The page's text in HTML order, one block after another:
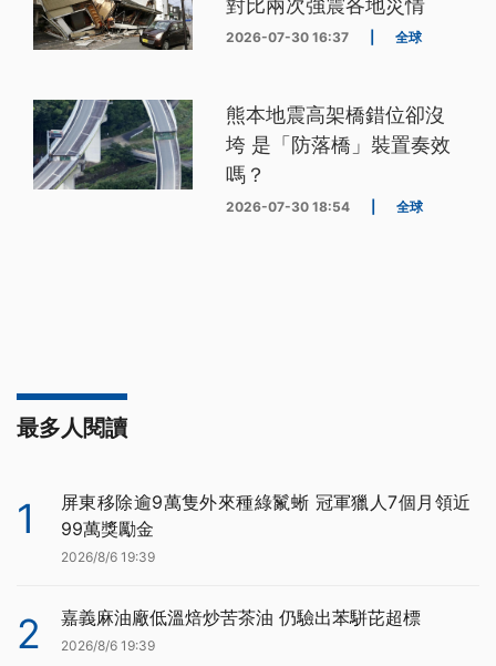
對比兩次強震各地災情
2026-07-30 16:37 全球
熊本地震高架橋錯位卻沒
垮 是「防落橋」裝置奏效
嗎？
2026-07-30 18:54 全球
最多人閱讀
1
屏東移除逾9萬隻外來種綠鬣蜥 冠軍獵人7個月領近
99萬獎勵金
2026/8/6 19:39
2 嘉義麻油廠低溫焙炒苦茶油 仍驗出苯駢芘超標
2026/8/6 19:39